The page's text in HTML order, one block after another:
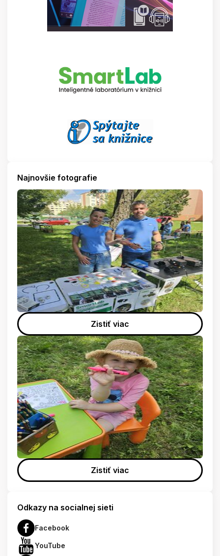
Najnovšie fotografie
Zistiť viac
Zistiť viac
Odkazy na socialnej sieti
Facebook
YouTube